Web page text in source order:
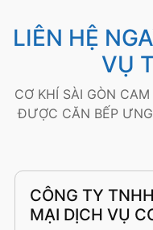
LIÊN HỆ
VỤ
CƠ KHÍ SÀI GÒN
ĐƯỢC CĂN BẾP
CÔNG TY
MẠI DỊCH VỤ